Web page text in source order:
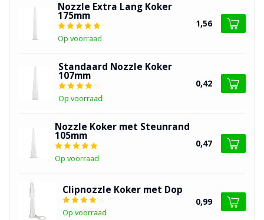
Nozzle Extra Lang Koker
175mm
Op voorraad
1,56
Standaard Nozzle Koker
107mm
Op voorraad
0,42
Nozzle Koker met Steunrand
105mm
Op voorraad
0,47
Clipnozzle Koker met Dop
Op voorraad
0,99